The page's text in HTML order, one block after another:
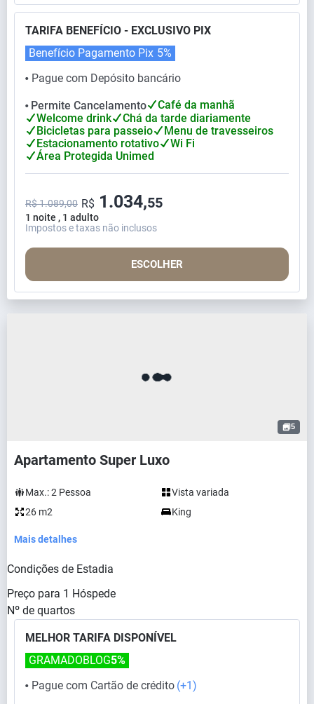
TARIFA BENEFÍCIO - EXCLUSIVO PIX
⬤ Pague com Depósito bancário
Benefício Pagamento Pix 5%
⬤ Permite Cancelamento
Café da manhã
Welcome drink
Chá da tarde diariamente
Bicicletas para passeio
Menu de travesseiros
Estacionamento rotativo
Wi Fi
Área Protegida Unimed
1 noite , 1 adulto
R$ 1.089,00 R$ 1.034,55
Impostos e taxas não inclusos
ESCOLHER
5
Apartamento Super Luxo
Max.:2 Pessoa
Vista variada
26 m2
King
Mais detalhes
Condições de Estadia
Preço para 1 Hóspede
Nº de quartos
MELHOR TARIFA DISPONÍVEL
⬤ Pague com Cartão de crédito (+1)
GRAMADOBLOG5%